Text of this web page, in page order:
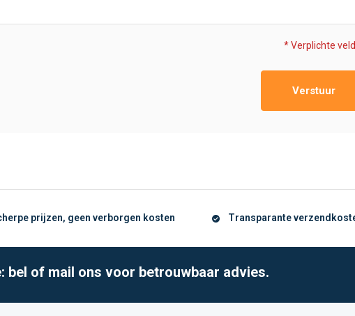
* Verplichte
Verstuur
prijzen, geen verborgen kosten Transparante
bel of mail ons voor betrouwbaar advies.